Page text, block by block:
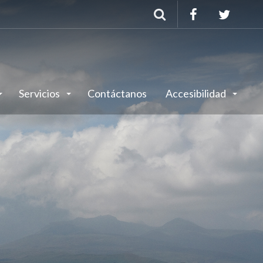
Servicios Contáctanos Accesibilidad